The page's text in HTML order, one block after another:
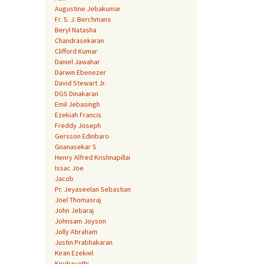
Augustine Jebakumar
Fr. S. J. Berchmans
Beryl Natasha
Chandrasekaran
Clifford Kumar
Daniel Jawahar
Darwin Ebenezer
David Stewart Jr.
DGS Dinakaran
Emil Jebasingh
Ezekiah Francis
Freddy Joseph
Gersson Edinbaro
Gnanasekar S
Henry Alfred Krishnapillai
Issac Joe
Jacob
Pr. Jeyaseelan Sebastian
Joel Thomasraj
John Jebaraj
Johnsam Joyson
Jolly Abraham
Justin Prabhakaran
Kiran Ezekiel